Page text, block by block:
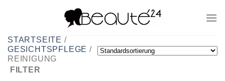
STARTSEITE /
GESICHTSPFLEGE /
REINIGUNG
FILTER